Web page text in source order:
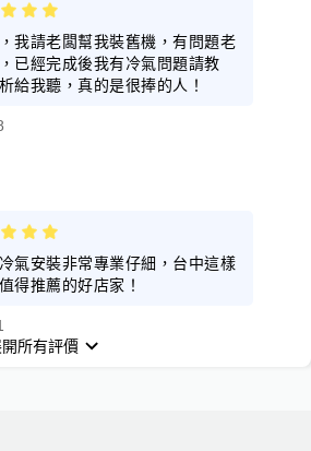
我請老闆幫我裝舊機，有問題老
已經完成後我有冷氣問題請教
給我聽，真的是很捧的人！
氣安裝非常專業仔細，台中這樣
得推薦的好店家！
開所有評價